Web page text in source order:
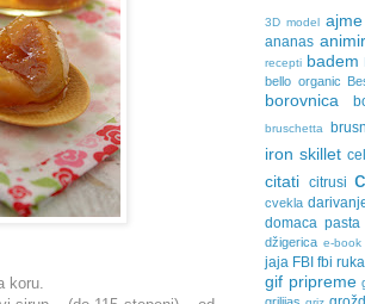
koru.
3D model
ananas
recepti badem
bello organic
borovnica
bruschetta
iron skillet
citati citrusi
cvekla
domaca pasta
džigerica e-book
jaja FBI fbi
gif pripreme